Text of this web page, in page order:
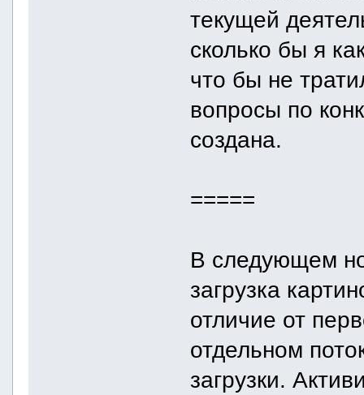
текущей
сколько бы я
что бы не
вопросы по
создана.
=====
В следующем
загрузка
отличие от
отдельном
загрузки.